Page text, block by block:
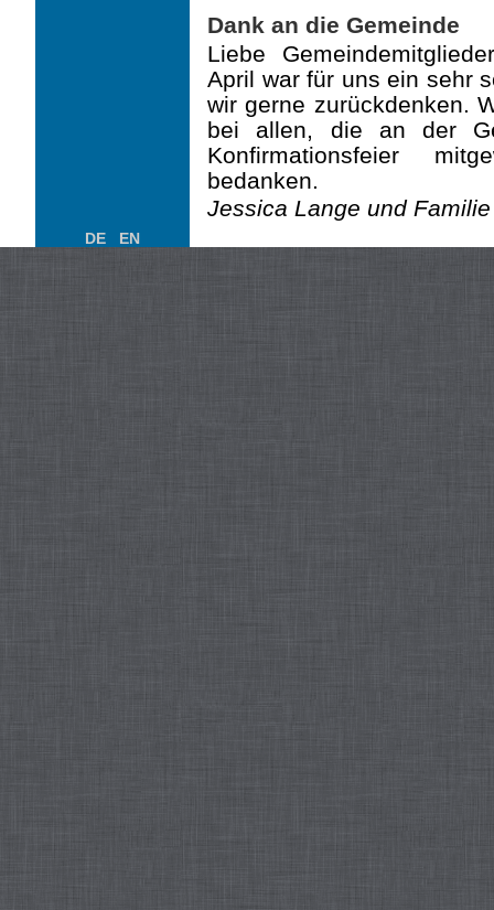
Dank an die Gemeinde
Liebe
April war für uns ein sehr
wir gerne zurückdenken.
bei allen, die an der
Konfirmationsfeier
bedanken.
Jessica Lange und Familie
DE EN